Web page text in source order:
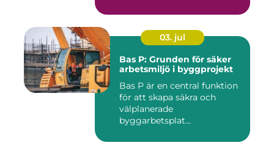
03. jul
Bas P: Grunden för säker
arbetsmiljö i byggprojekt
Bas P är en central funktion
för att skapa säkra och
välplanerade
byggarbetsplat...